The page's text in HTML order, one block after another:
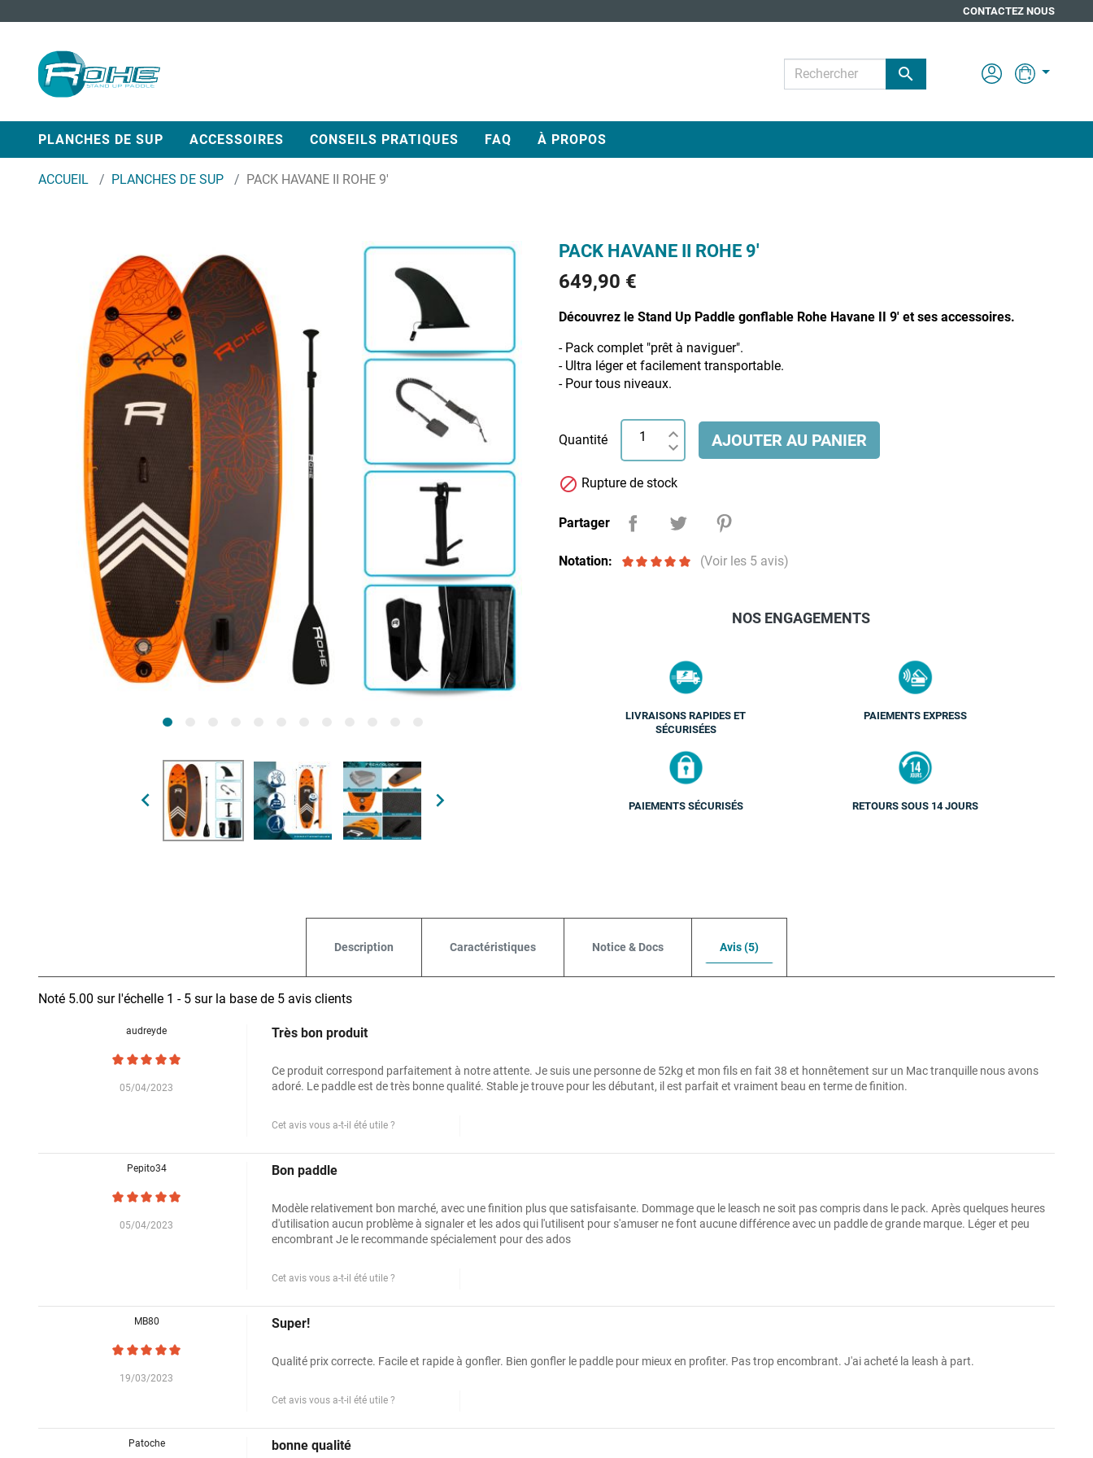
CONTACTEZ NOUS

PLANCHES DE SUP ACCESSOIRES CONSEILS PRATIQUES FAQ À PROPOS
ACCUEIL PLANCHES DE SUP PACK HAVANE II ROHE 9'
 
PACK HAVANE II ROHE 9'
649,90 €
Découvrez le Stand Up Paddle gonflable Rohe Havane II 9' et ses accessoires.
- Pack complet "prêt à naviguer".
- Ultra léger et facilement transportable.
- Pour tous niveaux.
Quantité AJOUTER AU PANIER
 Rupture de stock
Partager
Notation: (Voir les 5 avis)
NOS ENGAGEMENTS
LIVRAISONS RAPIDES ET
SÉCURISÉES
PAIEMENTS EXPRESS
PAIEMENTS SÉCURISÉS RETOURS SOUS 14 JOURS
Description Caractéristiques Notice & Docs Avis (5)
Noté 5.00 sur l'échelle 1 - 5 sur la base de 5 avis clients
audreyde
05/04/2023
Très bon produit
Ce produit correspond parfaitement à notre attente. Je suis une personne de 52kg et mon fils en fait 38 et honnêtement sur un Mac tranquille nous avons
adoré. Le paddle est de très bonne qualité. Stable je trouve pour les débutant, il est parfait et vraiment beau en terme de finition.
Cet avis vous a-t-il été utile ?
Pepito34
05/04/2023
Bon paddle
Modèle relativement bon marché, avec une finition plus que satisfaisante. Dommage que le leasch ne soit pas compris dans le pack. Après quelques heures
d'utilisation aucun problème à signaler et les ados qui l'utilisent pour s'amuser ne font aucune différence avec un paddle de grande marque. Léger et peu
encombrant Je le recommande spécialement pour des ados
Cet avis vous a-t-il été utile ?
MB80
19/03/2023
Super!
Qualité prix correcte. Facile et rapide à gonfler. Bien gonfler le paddle pour mieux en profiter. Pas trop encombrant. J'ai acheté la leash à part.
Cet avis vous a-t-il été utile ?
Patoche bonne qualité